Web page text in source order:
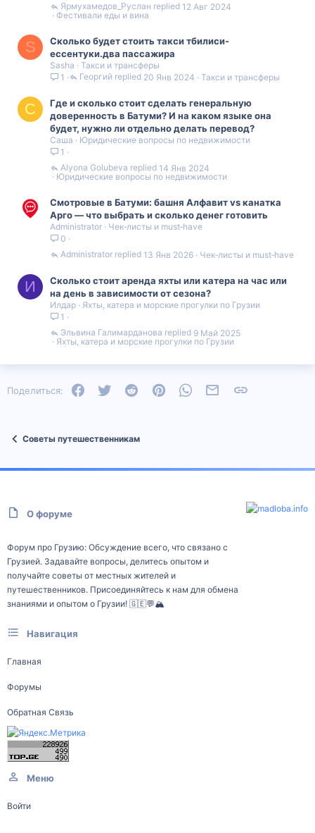
Фестивали еды и вина
12 Авг 2024
Ярмухамедов_Руслан
S
Сколько будет стоить такси тбилиси-
ессентуки.два пассажира
Sasha
Такси и трансферы
1
Такси и трансферы
20 Янв 2024
Георгий
С
Где и сколько стоит сделать генеральную
доверенность в Батуми? И на каком языке она
будет, нужно ли отдельно делать перевод?
Саша
Юридические вопросы по недвижимости
1
Юридические вопросы по недвижимости
14 Янв 2024
Alyona Golubeva
Смотровые в Батуми: башня Алфавит vs канатка
Арго — что выбрать и сколько денег готовить
Administrator
Чек‑листы и must‑have
0
Чек‑листы и must‑have
13 Янв 2026
Administrator
И
Сколько стоит аренда яхты или катера на час или
на день в зависимости от сезона?
Илдар
Яхты, катера и морские прогулки по Грузии
1
Яхты, катера и морские прогулки по Грузии
9 Май 2025
Эльвина Галимарданова
Поделиться: FacebookTwitter Reddit PinterestWhatsAppЭлектронная почта
Советы путешественникам
О форуме
Форум про Грузию: Обсуждение всего, что связано с
Грузией. Задавайте вопросы, делитесь опытом и
получайте советы от местных жителей и
путешественников. Присоединяйтесь к нам для обмена
знаниями и опытом о Грузии! 🇬🇪💬🏔️
Навигация
Главная
Форумы
Обратная Связь
Меню
Войти